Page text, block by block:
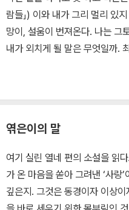
람들」) 이와 내가 그리 멀리 있
망이, 설움이 번져온다. 나는 그
내가 외치게 될 말은 무엇일까.
엮은이의 말
여기 실린 열네 편의 소설을 읽
가 온 마음을 쏟아 그려낸 ‘사랑
깊은지. 그것은 동경이자 이상